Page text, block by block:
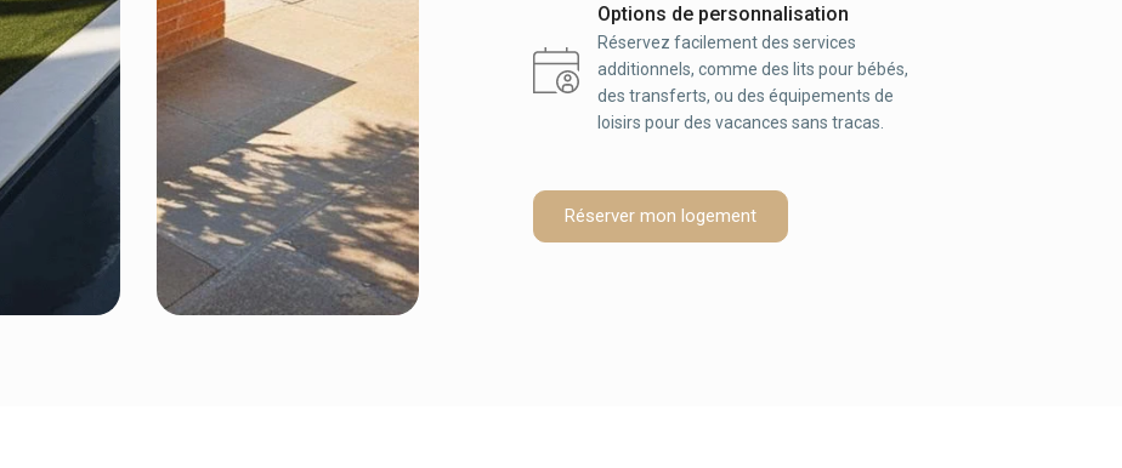
Options de personnalisation
Réservez facilement des services
additionnels, comme des lits pour bébés,
des transferts, ou des équipements de
loisirs pour des vacances sans tracas.
Réserver mon logement